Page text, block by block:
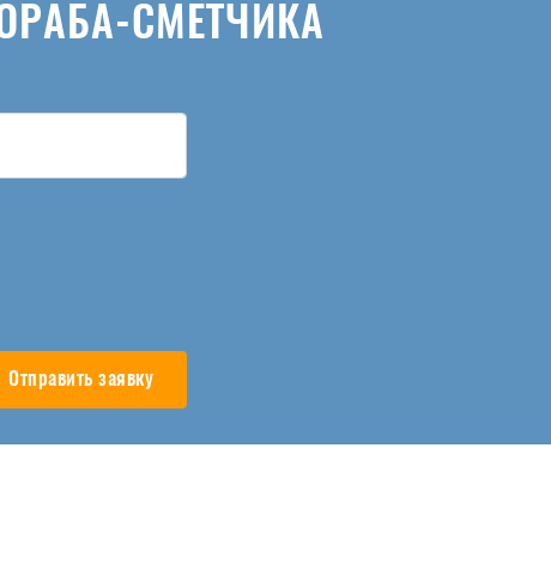
СМЕТЧИКА
Отправить заявку